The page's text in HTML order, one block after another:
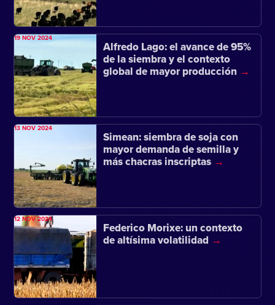
Alfredo Lago: el avance de 95%
de la siembra y el contexto
global de mayor producción
19 NOV 2024
Simean: siembra de soja con
mayor demanda de semilla y
más chacras inscriptas
13 NOV 2024
Federico Morixe: un contexto
de altísima volatilidad
12 NOV 2024